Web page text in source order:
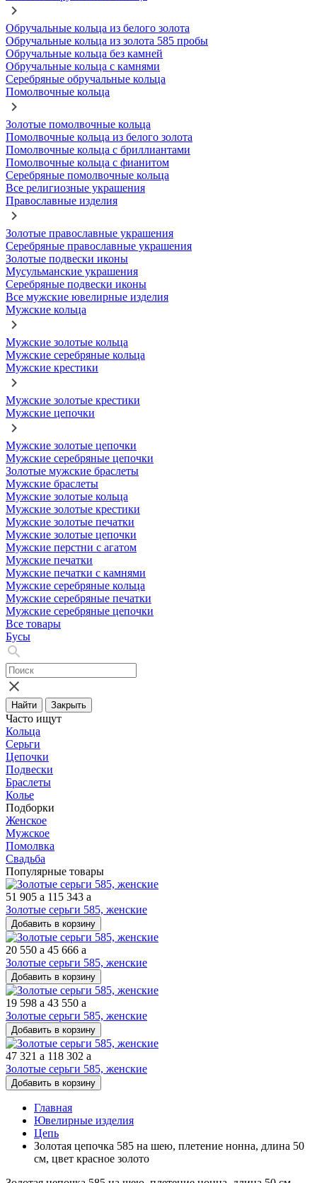
Обручальные кольца из белого золота
Обручальные кольца из золота 585 пробы
Обручальные кольца без камней
Обручальные кольца с камнями
Серебряные обручальные кольца
Помолвочные кольца
Золотые помолвочные кольца
Помолвочные кольца из белого золота
Помолвочные кольца с бриллиантами
Помолвочные кольца с фианитом
Серебряные помолвочные кольца
Все религиозные украшения
Православные изделия
Золотые православные украшения
Серебряные православные украшения
Золотые подвески иконы
Мусульманские украшения
Серебряные подвески иконы
Все мужские ювелирные изделия
Мужские кольца
Мужские золотые кольца
Мужские серебряные кольца
Мужские крестики
Мужские золотые крестики
Мужские цепочки
Мужские золотые цепочки
Мужские серебряные цепочки
Золотые мужские браслеты
Мужские браслеты
Мужские золотые кольца
Мужские золотые крестики
Мужские золотые печатки
Мужские золотые цепочки
Мужские перстни с агатом
Мужские печатки
Мужские печатки с камнями
Мужские серебряные кольца
Мужские серебряные печатки
Мужские серебряные цепочки
Все товары
Бусы
Найти Закрыть
Часто ищут
Кольца
Серьги
Цепочки
Подвески
Браслеты
Колье
Подборки
Женское
Мужское
Помолвка
Свадьба
Популярные товары
51 905 a 115 343 a
Золотые серьги 585, женские
Добавить в корзину
20 550 a 45 666 a
Золотые серьги 585, женские
Добавить в корзину
19 598 a 43 550 a
Золотые серьги 585, женские
Добавить в корзину
47 321 a 118 302 a
Золотые серьги 585, женские
Добавить в корзину
Главная
Ювелирные изделия
Цепь
Золотая цепочка 585 на шею, плетение нонна, длина 50
см, цвет красное золото